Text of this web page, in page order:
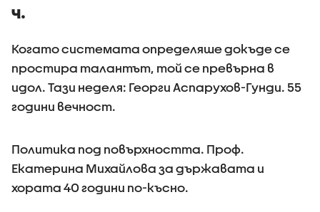
ч.
Когато системата определяше докъде се
простира талантът, той се превърна в
идол. Тази неделя: Георги Аспарухов-Гунди. 55
години вечност.
Политика под повърхността. Проф.
Екатерина Михайлова за държавата и
хората 40 години по-късно.